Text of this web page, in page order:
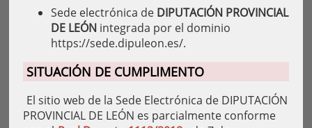
Sede electrónica de DIPUTACIÓN PROVINCIAL
DE LEÓN integrada por el dominio
https://sede.dipuleon.es/.
SITUACIÓN DE CUMPLIMENTO
El sitio web de la Sede Electrónica de DIPUTACIÓN
PROVINCIAL DE LEÓN es parcialmente conforme